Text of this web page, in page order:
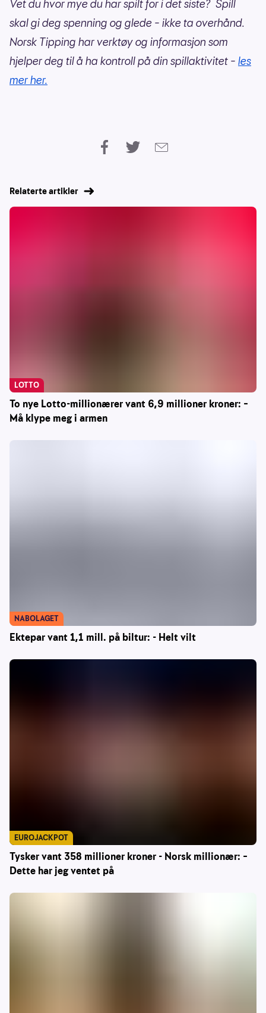
Vet du hvor mye du har spilt for i det siste? Spill
skal gi deg spenning og glede – ikke ta overhånd.
Norsk Tipping har verktøy og informasjon som
hjelper deg til å ha kontroll på din spillaktivitet – les
mer her.
Relaterte artikler
To nye Lotto-millionærer vant 6,9 millioner kroner: –
Må klype meg i armen
LOTTO
Ektepar vant 1,1 mill. på biltur: - Helt vilt
NABOLAGET
Tysker vant 358 millioner kroner - Norsk millionær: –
Dette har jeg ventet på
EUROJACKPOT